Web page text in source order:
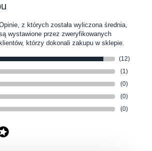
z których została wyliczona średnia,
wystawione przez zweryfikowanych
klientów, którzy dokonali zakupu w sklepie.
(12)
(1)
(0)
(0)
(0)